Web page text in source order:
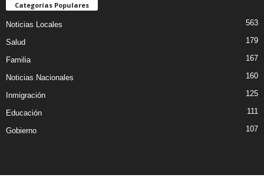
Categorías Populares
Noticias Locales 563
Salud 179
Familia 167
Noticias Nacionales 160
Inmigración 125
Educación 111
Gobierno 107